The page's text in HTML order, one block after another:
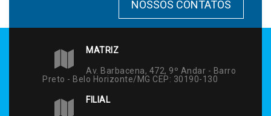
NOSSOS CONTATOS
MATRIZ
Av. Barbacena, 472, 9º Andar - Barro
Preto - Belo Horizonte/MG CEP: 30190-130
FILIAL